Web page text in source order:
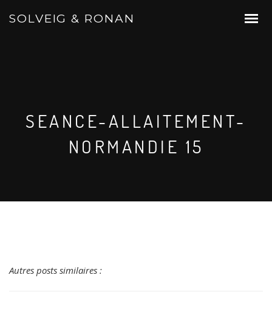
SOLVEIG & RONAN
SEANCE-ALLAITEMENT-
NORMANDIE 15
Autres posts similaires :